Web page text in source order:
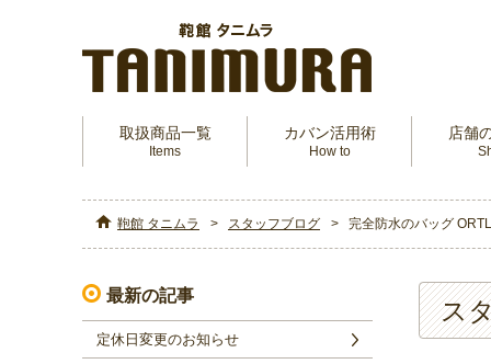
取扱商品一覧
Items
カバン活用術
How to
店舗
鞄館 タニムラ スタッフブログ 完全防水のバッグ
最新の記事
定休日変更のお知らせ
ス